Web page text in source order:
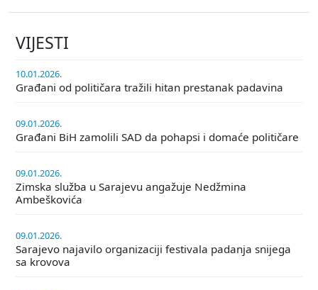
VIJESTI
10.01.2026.
Građani od političara tražili hitan prestanak padavina
09.01.2026.
Građani BiH zamolili SAD da pohapsi i domaće političare
09.01.2026.
Zimska služba u Sarajevu angažuje Nedžmina
Ambeškovića
09.01.2026.
Sarajevo najavilo organizaciji festivala padanja snijega
sa krovova